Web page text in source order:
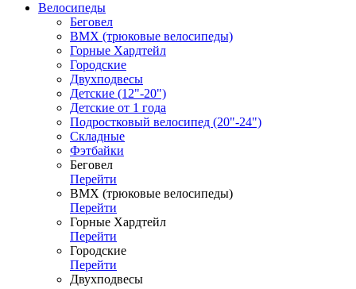
Велосипеды
Беговел
ВМХ (трюковые велосипеды)
Горные Хардтейл
Городские
Двухподвесы
Детские (12"-20")
Детские от 1 года
Подростковый велосипед (20"-24")
Складные
Фэтбайки
Беговел
Перейти
ВМХ (трюковые велосипеды)
Перейти
Горные Хардтейл
Перейти
Городские
Перейти
Двухподвесы